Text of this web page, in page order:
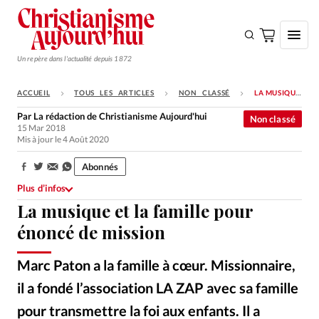
Un repère dans l'actualité depuis 1872
S'ABONNER
Monde
Opinions
Tous les articles
Faire un don
Emploi
Se connecter
ACCUEIL TOUS LES ARTICLES NON CLASSÉ LA MUSIQUE ET LA FAMILLE POUR ÉNONCÉ DE MISSION
La musique et la famille pour
énoncé de mission
Marc Paton a la famille à cœur. Missionnaire,
il a fondé l’association LA ZAP avec sa famille
pour transmettre la foi aux enfants. Il a
Non classé
Par La rédaction de Christianisme Aujourd'hui
15 Mar 2018
Mis à jour le 4 Août 2020
Partager:
Abonnés
Plus d’infos